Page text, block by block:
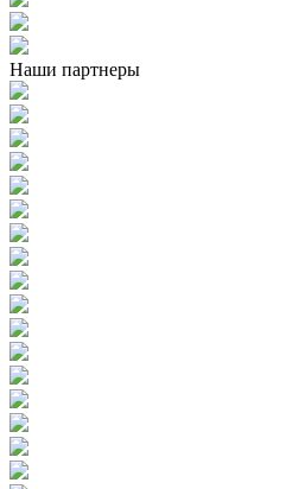
Наши партнеры